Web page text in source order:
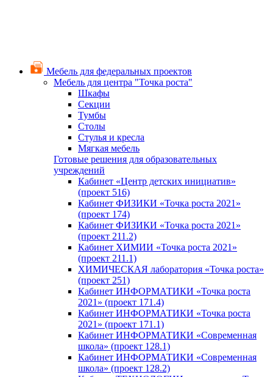
Мебель для федеральных проектов
Мебель для центра "Точка роста"
Шкафы
Секции
Тумбы
Столы
Стулья и кресла
Мягкая мебель
Готовые решения для образовательных
учреждений
Кабинет «Центр детских инициатив»
(проект 516)
Кабинет ФИЗИКИ «Точка роста 2021»
(проект 174)
Кабинет ФИЗИКИ «Точка роста 2021»
(проект 211.2)
Кабинет ХИМИИ «Точка роста 2021»
(проект 211.1)
ХИМИЧЕСКАЯ лаборатория «Точка роста»
(проект 251)
Кабинет ИНФОРМАТИКИ «Точка роста
2021» (проект 171.4)
Кабинет ИНФОРМАТИКИ «Точка роста
2021» (проект 171.1)
Кабинет ИНФОРМАТИКИ «Современная
школа» (проект 128.1)
Кабинет ИНФОРМАТИКИ «Современная
школа» (проект 128.2)